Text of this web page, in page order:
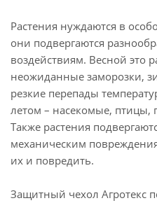
Растения нуждаются в
они подвергаются
воздействиям. Весной это
неожиданные заморозки,
резкие перепады
летом – насекомые, птицы,
Также растения
механическим
их и повредить.
Защитный чехол Агротекс